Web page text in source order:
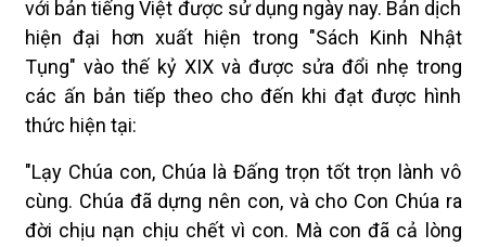
với bản tiếng Việt được sử dụng ngày nay. Bản dịch
hiện đại hơn xuất hiện trong "Sách Kinh Nhật
Tụng" vào thế kỷ XIX và được sửa đổi nhẹ trong
các ấn bản tiếp theo cho đến khi đạt được hình
thức hiện tại:
"Lạy Chúa con, Chúa là Đấng trọn tốt trọn lành vô
cùng. Chúa đã dựng nên con, và cho Con Chúa ra
đời chịu nạn chịu chết vì con. Mà con đã cả lòng